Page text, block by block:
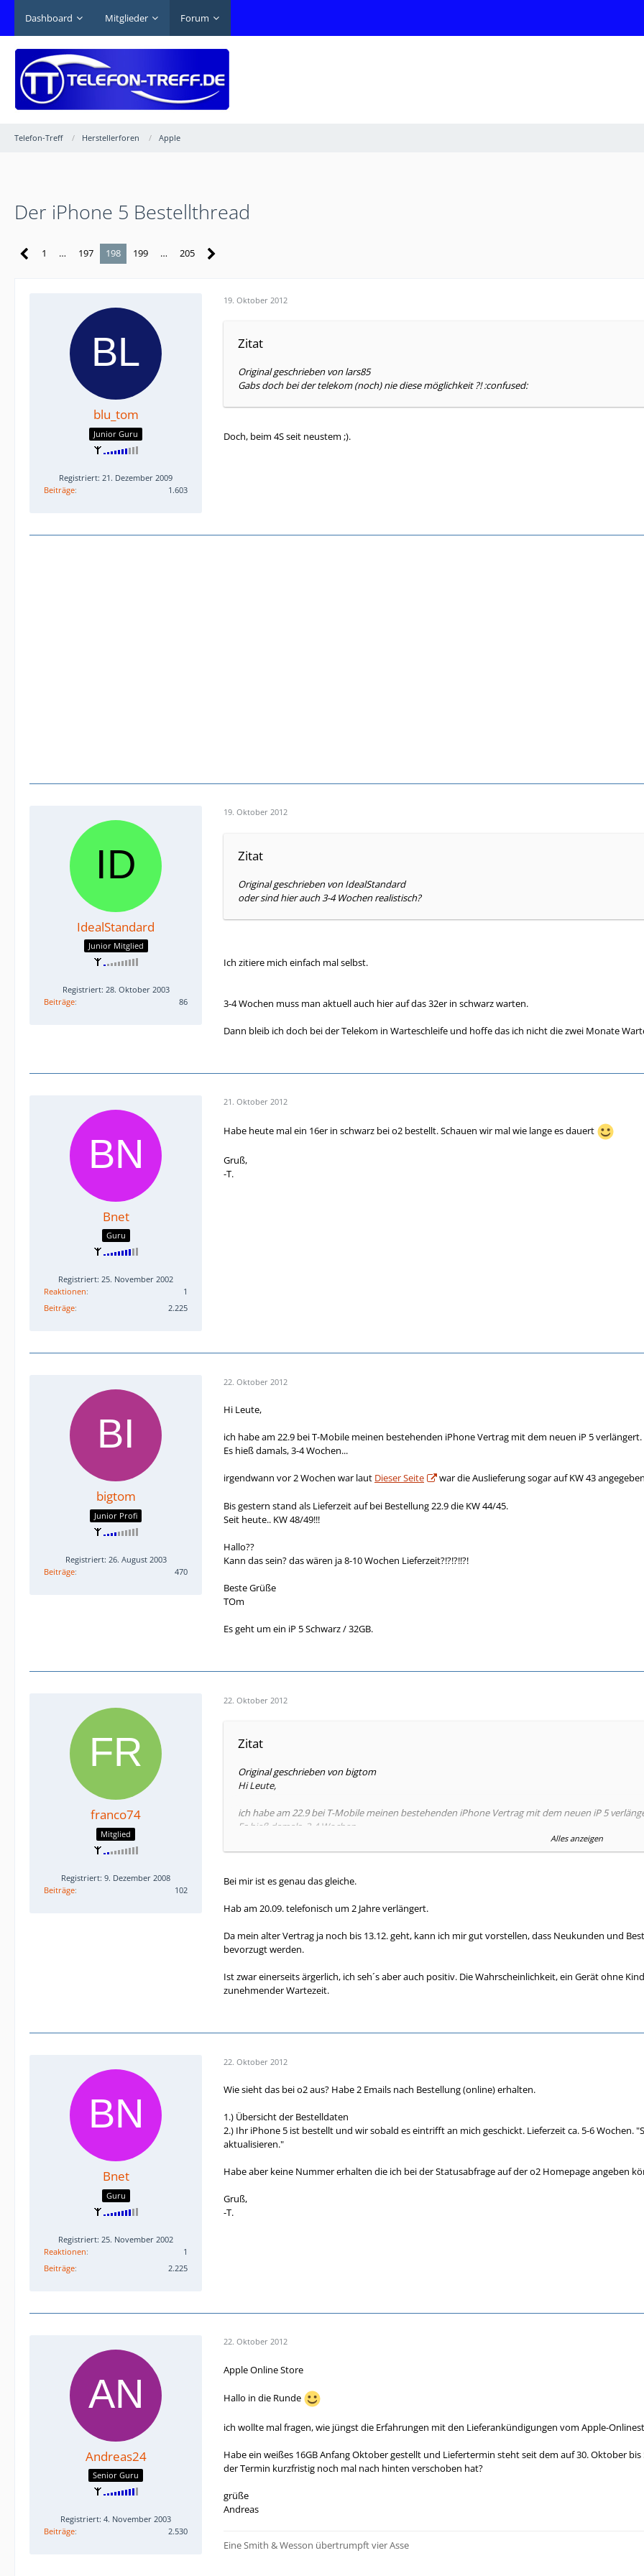
Dashboard Mitglieder Forum
Telefon-Treff Herstellerforen Apple
Der iPhone 5 Bestellthread
1 … 197 198 199 … 205
blu_tom
Junior Guru
Registriert: 21. Dezember 2009
Beiträge
1.603
19. Oktober 2012
Zitat
Original geschrieben von lars85
Gabs doch bei der telekom (noch) nie diese möglichkeit ?! :confused:
Doch, beim 4S seit neustem ;).
IdealStandard
Junior Mitglied
Registriert: 28. Oktober 2003
Beiträge
86
19. Oktober 2012
Zitat
Original geschrieben von IdealStandard
oder sind hier auch 3-4 Wochen realistisch?
Ich zitiere mich einfach mal selbst.
3-4 Wochen muss man aktuell auch hier auf das 32er in schwarz warten.
Dann bleib ich doch bei der Telekom in Warteschleife und hoffe das ich nicht die zwei Monate
Bnet
Guru
Registriert: 25. November 2002
Reaktionen
1
Beiträge
2.225
21. Oktober 2012
Habe heute mal ein 16er in schwarz bei o2 bestellt. Schauen wir mal wie lange es dauert
Gruß,
-T.
bigtom
Junior Profi
Registriert: 26. August 2003
Beiträge
470
22. Oktober 2012
Hi Leute,
ich habe am 22.9 bei T-Mobile meinen bestehenden iPhone Vertrag mit dem neuen iP 5 verlängert.
Es hieß damals, 3-4 Wochen...
irgendwann vor 2 Wochen war laut Dieser Seite war die Auslieferung sogar auf KW 43
Bis gestern stand als Lieferzeit auf bei Bestellung 22.9 die KW 44/45.
Seit heute.. KW 48/49!!!
Hallo??
Kann das sein? das wären ja 8-10 Wochen Lieferzeit?!?!?!!?!
Beste Grüße
TOm
Es geht um ein iP 5 Schwarz / 32GB.
franco74
Mitglied
Registriert: 9. Dezember 2008
Beiträge
102
22. Oktober 2012
Zitat
Original geschrieben von bigtom
Hi Leute,
ich habe am 22.9 bei T-Mobile meinen bestehenden iPhone Vertrag mit dem neuen iP 5
Es hieß damals, 3-4 Wochen...
irgendwann vor 2 Wochen war lautDieser Seite war die Auslieferung sogar auf KW 43
Bis gestern stand als Lieferzeit auf bei Bestellung 22.9 die KW 44/45.
Kann das sein? das wären ja 8-10 Wochen Lieferzeit?!?!?!!?!
TOm
Alles anzeigen
Bei mir ist es genau das gleiche.
Hab am 20.09. telefonisch um 2 Jahre verlängert.
Da mein alter Vertrag ja noch bis 13.12. geht, kann ich mir gut vorstellen, dass Neukunden und
bevorzugt werden.
Ist zwar einerseits ärgerlich, ich seh´s aber auch positiv. Die Wahrscheinlichkeit, ein Gerät ohne
zunehmender Wartezeit.
Bnet
Guru
Registriert: 25. November 2002
Reaktionen
1
Beiträge
2.225
22. Oktober 2012
Wie sieht das bei o2 aus? Habe 2 Emails nach Bestellung (online) erhalten.
1.) Übersicht der Bestelldaten
2.) Ihr iPhone 5 ist bestellt und wir sobald es eintrifft an mich geschickt. Lieferzeit ca. 5-6
aktualisieren."
Habe aber keine Nummer erhalten die ich bei der Statusabfrage auf der o2 Homepage angeben
Gruß,
-T.
Andreas24
Senior Guru
Registriert: 4. November 2003
Beiträge
2.530
22. Oktober 2012
Apple Online Store
Hallo in die Runde
ich wollte mal fragen, wie jüngst die Erfahrungen mit den Lieferankündigungen vom Apple-
Habe ein weißes 16GB Anfang Oktober gestellt und Liefertermin steht seit dem auf 30. Oktober
der Termin kurzfristig noch mal nach hinten verschoben hat?
grüße
Andreas
Eine Smith & Wesson übertrumpft vier Asse